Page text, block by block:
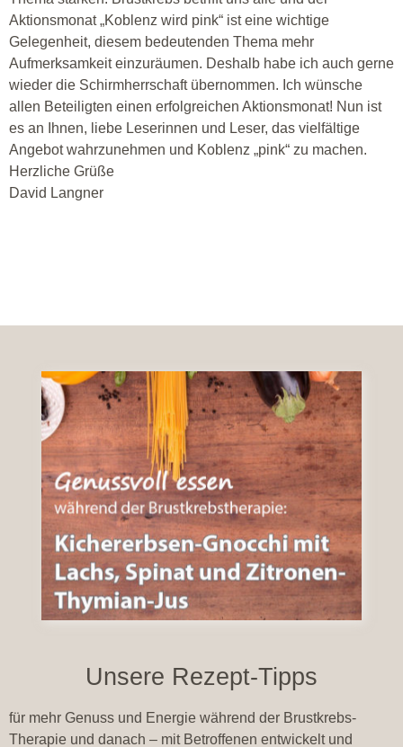
Aktionsmonat „Koblenz wird pink“ ist eine wichtige
Gelegenheit, diesem bedeutenden Thema mehr
Aufmerksamkeit einzuräumen. Deshalb habe ich auch gerne
wieder die Schirmherrschaft übernommen. Ich wünsche
allen Beteiligten einen erfolgreichen Aktionsmonat! Nun ist
es an Ihnen, liebe Leserinnen und Leser, das vielfältige
Angebot wahrzunehmen und Koblenz „pink“ zu machen.
Herzliche Grüße
David Langner
Unsere Rezept-Tipps
für mehr Genuss und Energie während der Brustkrebs-
Therapie und danach – mit Betroffenen entwickelt und